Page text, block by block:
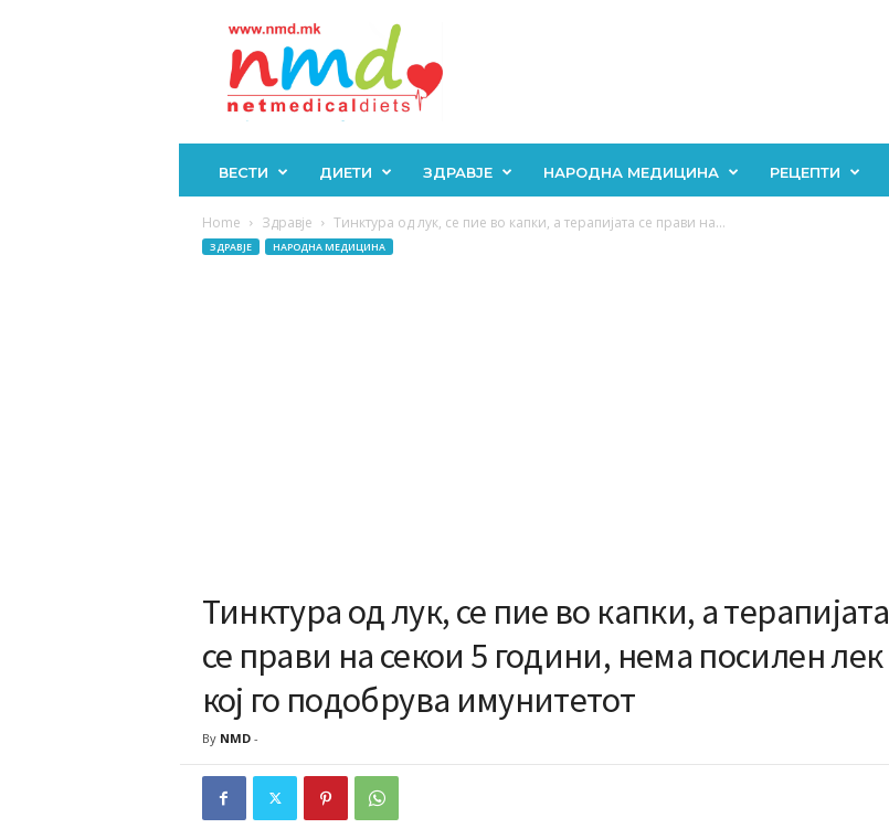
ВЕСТИ ДИЕТИ ЗДРАВЈЕ НАРОДНА МЕДИЦИНА РЕЦЕПТИ
Home Здравје Тинктура од лук, се пие во капки, а терапијата се прави на...
ЗДРАВЈЕ НАРОДНА МЕДИЦИНА
Тинктура од лук, се пие во капки, а терапијата
се прави на секои 5 години, нема посилен лек
кој го подобрува имунитетот
By NMD-